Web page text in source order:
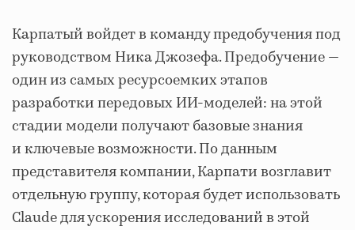
Карпатый войдет в команду предобучения под
руководством Ника Джозефа. Предобучение —
один из самых ресурсоемких этапов
разработки передовых ИИ-моделей: на этой
стадии модели получают базовые знания
и ключевые возможности. По данным
представителя компании, Карпати возглавит
отдельную группу, которая будет использовать
Claude для ускорения исследований в этой